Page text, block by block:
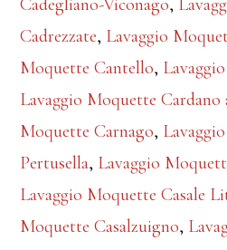
Cadegliano-Viconago,
Cadrezzate, Lavaggio
Moquette Cantello,
Lavaggio Moquette Cardano
Moquette Carnago,
Pertusella, Lavaggio
Lavaggio Moquette Casale
Moquette Casalzuigno,